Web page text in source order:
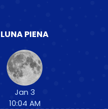
LUNA PIENA
Jan 3
10:04 AM